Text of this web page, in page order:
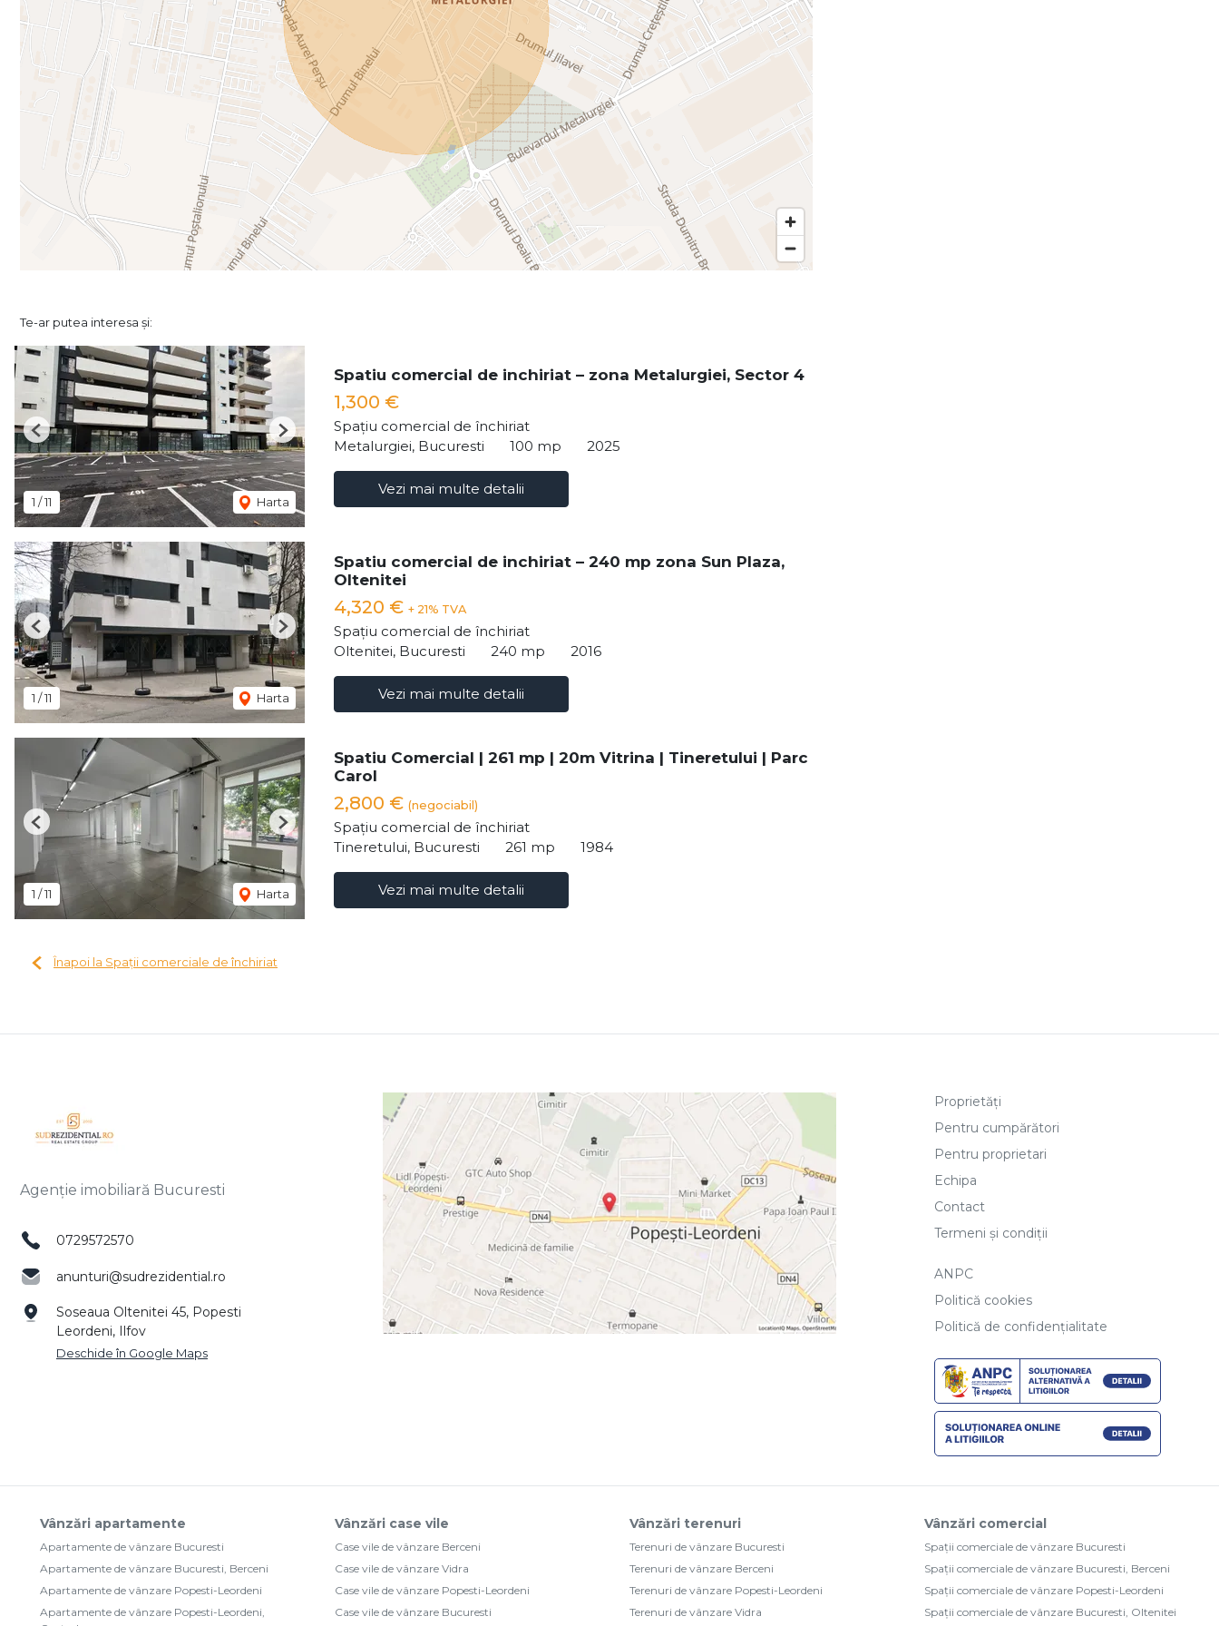
Te-ar putea interesa și:
1 /11 Harta
Previous Next
Spatiu comercial de inchiriat – zona Metalurgiei, Sector 4
1,300 €
Spațiu comercial de închiriat
Metalurgiei, Bucuresti
100 mp 2025
Vezi mai multe detalii
1 /11 Harta
Previous Next
Spatiu comercial de inchiriat – 240 mp zona Sun Plaza,
Oltenitei
4,320 € + 21% TVA
Spațiu comercial de închiriat
Oltenitei, Bucuresti
240 mp 2016
Vezi mai multe detalii
1 /11 Harta
Previous Next
Spatiu Comercial | 261 mp | 20m Vitrina | Tineretului | Parc
Carol
2,800 € (negociabil)
Spațiu comercial de închiriat
Tineretului, Bucuresti
261 mp 1984
Vezi mai multe detalii
Înapoi la Spații comerciale de închiriat
Agenție imobiliară Bucuresti
0729572570
anunturi@sudrezidential.ro
Soseaua Oltenitei 45, Popesti
Leordeni, Ilfov
Deschide în Google Maps
Proprietăți
Pentru cumpărători
Pentru proprietari
Echipa
Contact
Termeni și condiții
ANPC
Politică cookies
Politică de confidențialitate
Vânzări apartamente
Apartamente de vânzare Bucuresti
Apartamente de vânzare Bucuresti, Berceni
Apartamente de vânzare Popesti-Leordeni
Apartamente de vânzare Popesti-Leordeni,
Vânzări case vile
Case vile de vânzare Berceni
Case vile de vânzare Vidra
Case vile de vânzare Popesti-Leordeni
Case vile de vânzare Bucuresti
Vânzări terenuri
Terenuri de vânzare Bucuresti
Terenuri de vânzare Berceni
Terenuri de vânzare Popesti-Leordeni
Terenuri de vânzare Vidra
Vânzări comercial
Spații comerciale de vânzare Bucuresti
Spații comerciale de vânzare Bucuresti, Berceni
Spații comerciale de vânzare Popesti-Leordeni
Spații comerciale de vânzare Bucuresti, Oltenitei